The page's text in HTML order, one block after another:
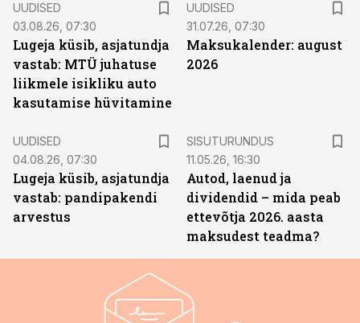
UUDISED
03.08.26, 07:30
Lugeja küsib, asjatundja
vastab: MTÜ juhatuse
liikmele isikliku auto
kasutamise hüvitamine
UUDISED
31.07.26, 07:30
Maksukalender: august
2026
UUDISED
04.08.26, 07:30
Lugeja küsib, asjatundja
vastab: pandipakendi
arvestus
SISUTURUNDUS
11.05.26, 16:30
Autod, laenud ja
dividendid – mida peab
ettevõtja 2026. aasta
maksudest teadma?